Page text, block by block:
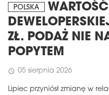
POLSKA
ZŁ. PODAŻ NIE
POPYTEM
schedule 05 sierpnia 2026
Lipiec przyniósł zmianę w